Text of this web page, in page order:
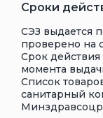
Сроки
СЭЗ выдается
проверено на
Срок действия
момента
Список
санитарный